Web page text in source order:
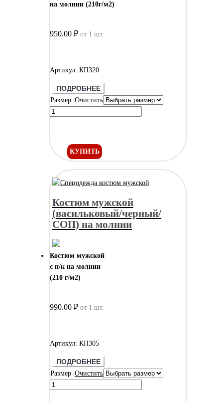
на молнии (210г/м2)
950.00 ₽ от 1 шт.
Артикул: КП320
ПОДРОБНЕЕ
Размер Очистить
КУПИТЬ
Костюм мужской
(васильковый/черный/
СОП) на молнии
Костюм мужской
с п/к на молнии
(210 г/м2)
990.00 ₽ от 1 шт.
Артикул: КП305
ПОДРОБНЕЕ
Размер Очистить